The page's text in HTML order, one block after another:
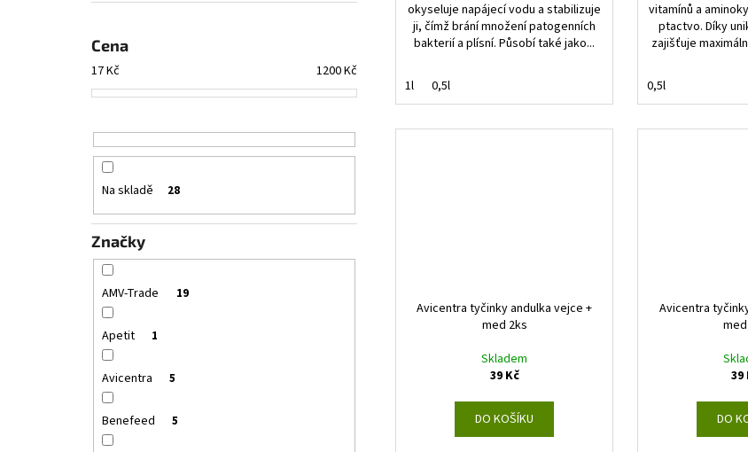
Cena
17Kč 1200Kč
Na skladě 28
Značky
AMV-Trade 19
Apetit 1
Avicentra 5
Benefeed 5
okyseluje napájecí vodu a stabilizuje
ji, čímž brání množení patogenních
bakterií a plísní. Působí také jako...
1l 0,5l
vitamínů a
ptactvo. Díky
zajišťuje
0,5l
Avicentra tyčinky andulka vejce +
med 2ks
Skladem
39 Kč
DO KOŠÍKU
Avicentra
39
DO